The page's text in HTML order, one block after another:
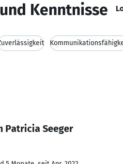
Kenntnisse
Patricia Seeger